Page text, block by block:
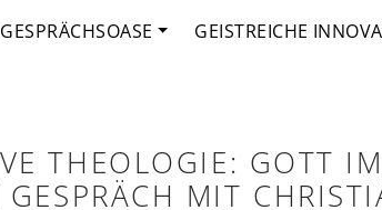
GESPRÄCHSOASE GEISTREICHE
THEOLOGIE: GOTT
MIT